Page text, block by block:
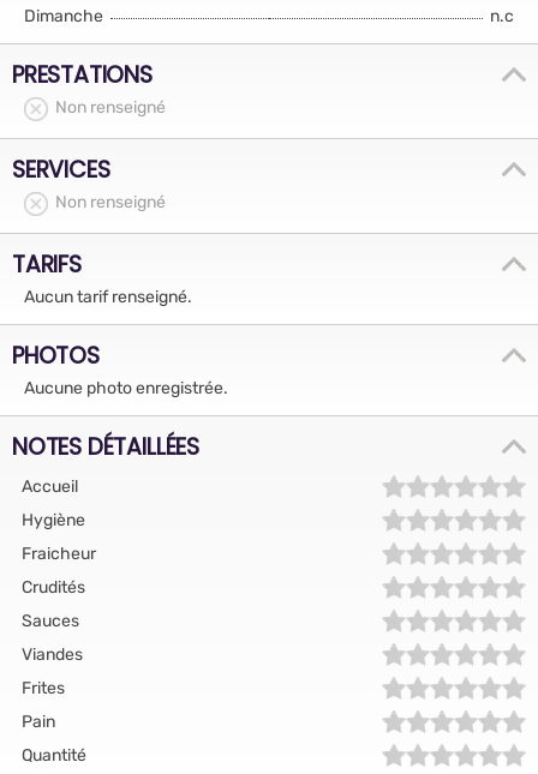
Dimanche
n.c
PRESTATIONS
Non renseigné
SERVICES
Non renseigné
TARIFS
Aucun tarif renseigné.
PHOTOS
Aucune photo enregistrée.
NOTES DÉTAILLÉES
Accueil
Hygiène
Fraicheur
Crudités
Sauces
Viandes
Frites
Pain
Quantité